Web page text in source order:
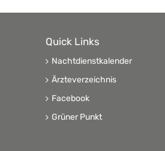
Quick Links
Nachtdienstkalender
Ärzteverzeichnis
Facebook
Grüner Punkt